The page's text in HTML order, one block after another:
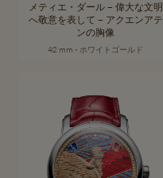
メティエ・ダール – 偉大な文明
へ敬意を表して – アクエンアテ
ンの胸像
42 mm - ホワイトゴールド